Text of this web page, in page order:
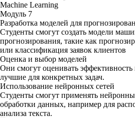
Machine Learning
Модуль 7
Разработка моделей для
Студенты смогут создать модели
прогнозирования, такие как
или классификация заявок клиентов
Оценка и выбор моделей
Они смогут оценивать
лучшие для конкретных задач.
Использование нейронных сетей
Студенты смогут применять
обработки данных, например для
анализа текста.